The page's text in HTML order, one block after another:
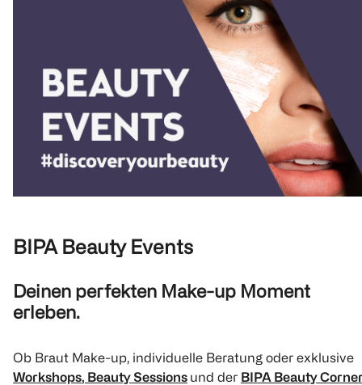
BIPA Beauty Events
Deinen perfekten Make-up Moment
erleben.
Ob Braut Make-up, individuelle Beratung oder exklusive
Workshops, Beauty Sessions und der BIPA Beauty